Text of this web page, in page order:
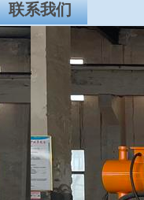
联系我们